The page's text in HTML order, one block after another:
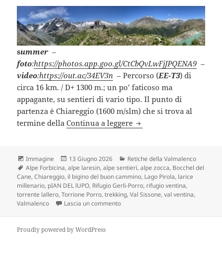
summer–
foto:https://photos.app.goo.gl/CtCbQvLwFjJPQENA9 –
video:https://out.ac/34EV3n – Percorso (EE-T3) di
circa 16 km. / D+ 1300 m.; un po’ faticoso ma
appagante, su sentieri di vario tipo. Il punto di
partenza è Chiareggio (1600 m/slm) che si trova al
termine dellaContinua a leggere ALPE SENTIERI e
Formato
Immagine
Scritto
il
13 Giugno 2026 Categorie
Retiche della Valmalenco
Tag
Alpe Forbicina,alpe laresin,alpe sentieri,alpe zocca, Bocchel del
Cane,Chiareggio, il bigino del buon cammino, Lago Pirola, larice
millenario, pIAN DEL lUPO, Rifugio Gerli-Porro, rifugio ventina,
torrente lallero,Torrione Porro,trekking,Val Sissone,val ventina,
Valmalenco
Lascia un commentosu ALPE SENTIERI e TORRIONE
Proudly powered by WordPress